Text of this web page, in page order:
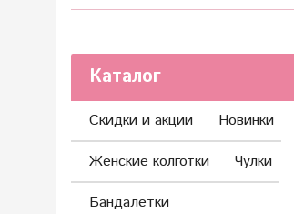
Каталог
Скидки и акции
Новинки
Женские колготки
Чулки
Бандалетки